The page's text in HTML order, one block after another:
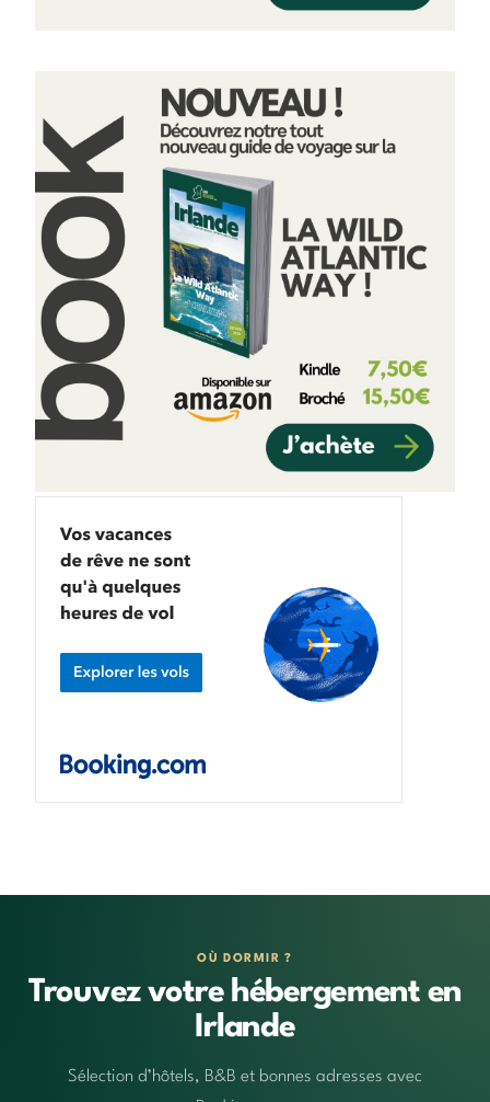
OÙ DORMIR ?
Trouvez votre hébergement en
Irlande
Sélection d’hôtels, B&B et bonnes adresses avec